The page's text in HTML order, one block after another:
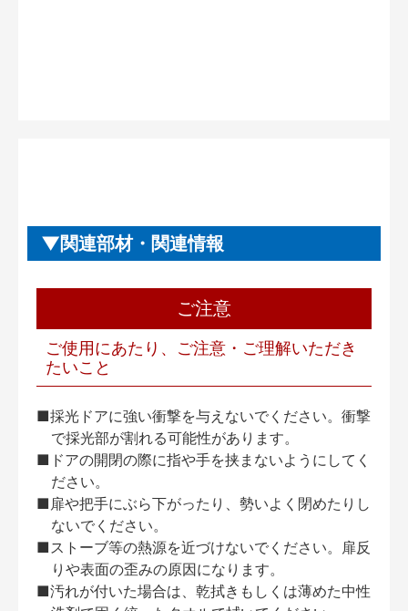
関連部材・関連情報
ご注意
ご使用にあたり、ご注意・ご理解いただき
たいこと
■採光ドアに強い衝撃を与えないでください。衝撃
で採光部が割れる可能性があります。
■ドアの開閉の際に指や手を挟まないようにしてく
ださい。
■扉や把手にぶら下がったり、勢いよく閉めたりし
ないでください。
■ストーブ等の熱源を近づけないでください。扉反
りや表面の歪みの原因になります。
■汚れが付いた場合は、乾拭きもしくは薄めた中性